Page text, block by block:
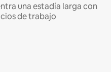
una estadía larga con
de trabajo